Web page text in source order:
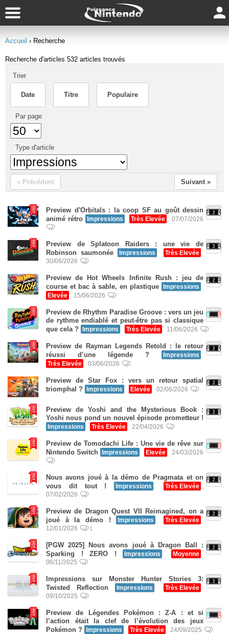
Accueil › Recherche
Recherche d'articles 532 articles trouvés
Trier
Date Titre Populaire
Par page
Type d'article
« Précédent Suivant »
Preview d'Orbitals : la coop SF au goût dessin
animé rétro
Impressions Très Elevée 07/07/2026
Preview de Splatoon Raiders : une vie de
Robinson saumonée
Impressions
Très Elevée
30/06/2026
Preview de Hot Wheels Infinite Rush : jeu de
course et bac à sable, en plastique
Impressions
Elevée
15/06/2026
Preview de Rhythm Paradise Groove : vers un jeu
de rythme endiablé et peut-être pas si classique
que cela ?
Impressions Très Elevée 11/06/2026
Preview de Rayman Legends Retold : le retour
réussi d’une légende ?
Impressions
Très Elevée
03/06/2026
Preview de Star Fox : vers un retour spatial
triomphal ?
Impressions Elevée 02/06/2026
Preview de Yoshi and the Mysterious Book :
Yoshi nous pond un nouvel épisode prometteur !
Impressions Très Elevée 22/04/2026
Preview de Tomodachi Life : Une vie de rêve sur
Nintendo Switch Impressions Elevée 24/03/2026
Nous avons joué à la démo de Pragmata et on
vous dit tout !
Impressions
Très Elevée
07/02/2026
Preview de Dragon Quest VII Reimagined, on a
joué à la démo !
Impressions
Très Elevée
12/01/2026
1
[PGW 2025] Nous avons joué à Dragon Ball :
Sparking ! ZERO !
Impressions
Moyenne
06/11/2025
Impressions sur Monster Hunter Stories 3:
Twisted Reflection
Impressions
Très Elevée
09/10/2025
Preview de Légendes Pokémon : Z-A : et si
l’action était la clef de l’évolution des jeux
Pokémon ?
Impressions Très Elevée 24/09/2025